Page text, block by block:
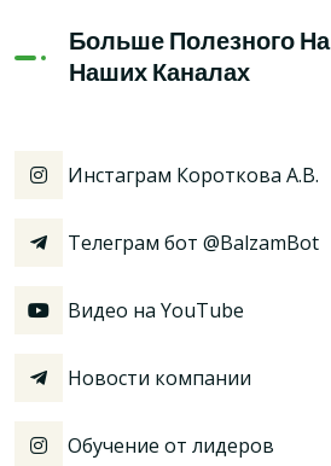
Больше Полезного На
Наших Каналах
Инстаграм Короткова А.В.
Телеграм бот @BalzamBot
Видео на YouTube
Новости компании
Обучение от лидеров